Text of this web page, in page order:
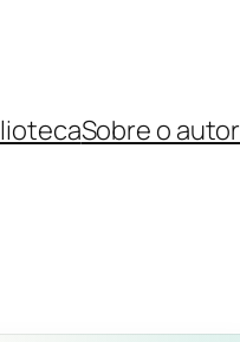
Sobre o autor